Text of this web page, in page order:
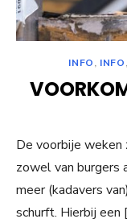
INFO, INFO,
De voorbije weken
zowel van burgers
meer (kadavers
schurft. Hierbij een